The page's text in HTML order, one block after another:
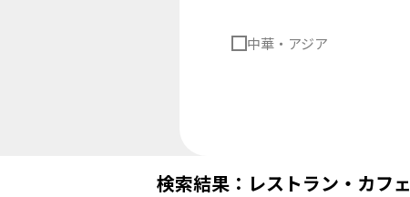
中華・アジア
検索結果：レストラン・カフェ